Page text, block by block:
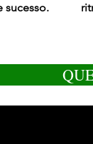
sucesso.